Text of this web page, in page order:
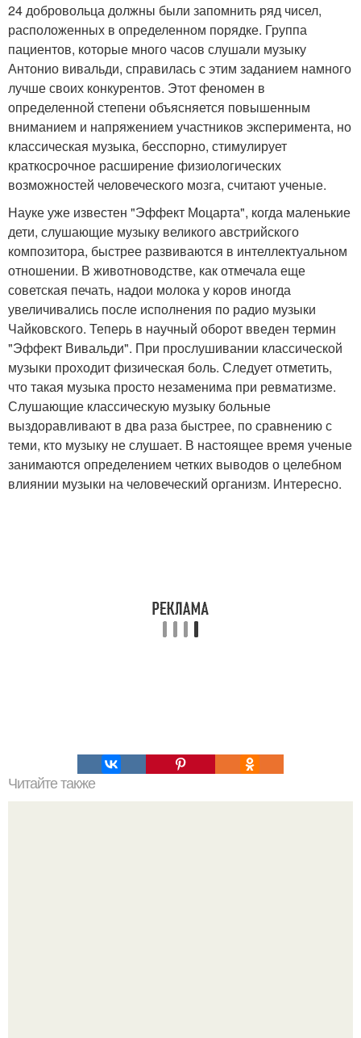
24 добровольца должны были запомнить ряд чисел,
расположенных в определенном порядке. Группа
пациентов, которые много часов слушали музыку
Антонио вивальди, справилась с этим заданием намного
лучше своих конкурентов. Этот феномен в
определенной степени объясняется повышенным
вниманием и напряжением участников эксперимента, но
классическая музыка, бесспорно, стимулирует
краткосрочное расширение физиологических
возможностей человеческого мозга, считают ученые.
Науке уже известен "Эффект Моцарта", когда маленькие
дети, слушающие музыку великого австрийского
композитора, быстрее развиваются в интеллектуальном
отношении. В животноводстве, как отмечала еще
советская печать, надои молока у коров иногда
увеличивались после исполнения по радио музыки
Чайковского. Теперь в научный оборот введен термин
"Эффект Вивальди". При прослушивании классической
музыки проходит физическая боль. Следует отметить,
что такая музыка просто незаменима при ревматизме.
Слушающие классическую музыку больные
выздоравливают в два раза быстрее, по сравнению с
теми, кто музыку не слушает. В настоящее время ученые
занимаются определением четких выводов о целебном
влиянии музыки на человеческий организм. Интересно.
Читайте также